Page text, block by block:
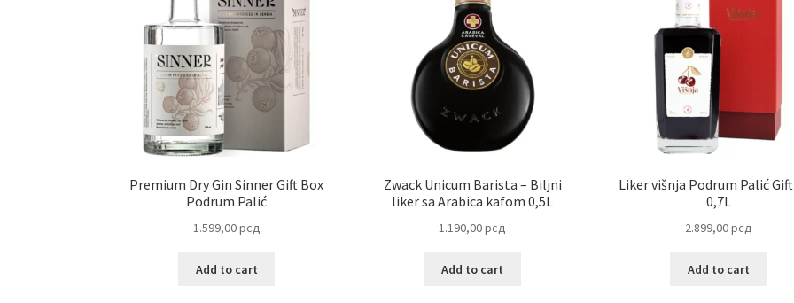
Premium Dry Gin Sinner Gift Box
Podrum Palić
1.599,00рсд
Add to cart
Zwack Unicum Barista – Biljni
liker sa Arabica kafom 0,5L
1.190,00рсд
Add to cart
Liker višnja Podrum Palić
0,7L
2.899,00рсд
Add to cart